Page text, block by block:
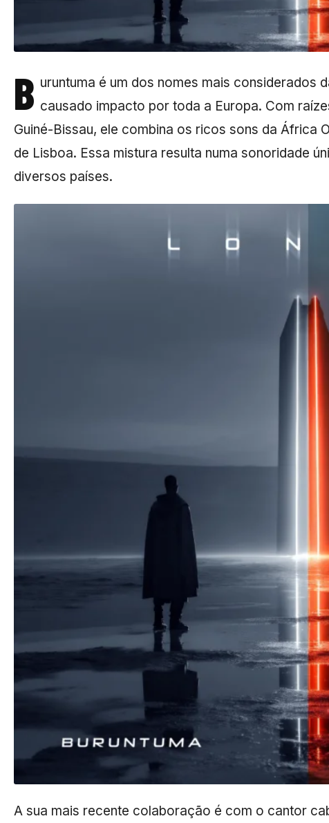
B uruntuma é um dos nomes mais considerados
causado impacto por toda a Europa. Com
Guiné-Bissau, ele combina os ricos sons da África
de Lisboa. Essa mistura resulta numa sonoridade
diversos países.
A sua mais recente colaboração é com o cantor